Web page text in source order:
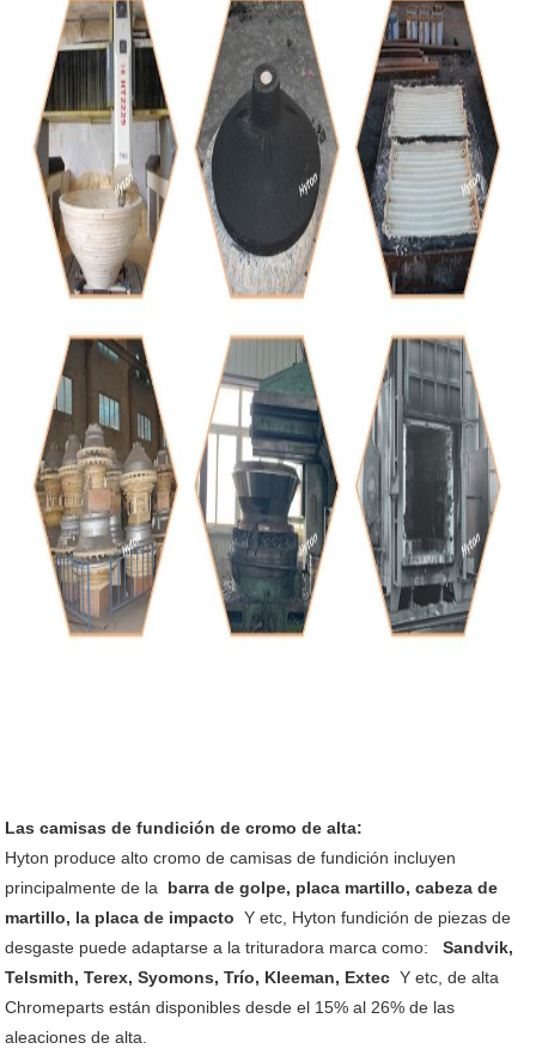
Las camisas de fundición de cromo de alta:
Hyton produce alto cromo de camisas de fundición incluyen
principalmente de la barra de golpe, placa martillo, cabeza de
martillo, la placa de impacto Y etc, Hyton fundición de piezas de
desgaste puede adaptarse a la trituradora marca como:Sandvik,
Telsmith, Terex, Syomons, Trío, Kleeman, Extec Y etc, de alta
Chromeparts están disponibles desde el 15% al 26% de las
aleaciones de alta.